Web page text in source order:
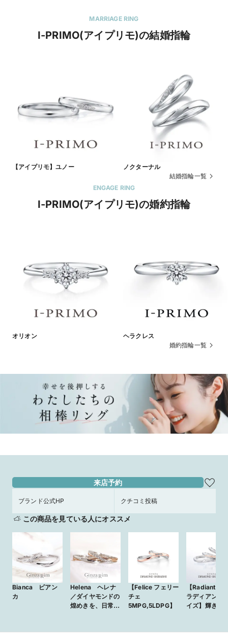
MARRIAGE RING
I-PRIMO(アイプリモ)の結婚指輪
【アイプリモ】ユノー
ノクターナル
結婚指輪一覧
ENGAGE RING
I-PRIMO(アイプリモ)の婚約指輪
オリオン
ヘラクレス
婚約指輪一覧
来店予約
ブランド公式HP クチコミ投稿
この商品を見ている人にオススメ
Bianca ビアン
カ
Helena ヘレナ
／ダイヤモンドの
煌めきを、日常に
【Felice フェリー
チェ
5MPG,5LDPG】
【Radiant
ラディアント
イズ】輝きに